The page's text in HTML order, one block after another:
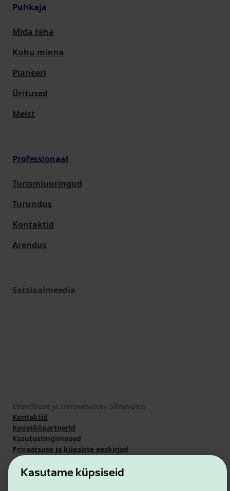
Kasutame küpsiseid
Puhkaja
Mida teha
Kuhu minna
Planeeri
Üritused
Meist
Professionaal
Turismiuuringud
Turundus
Kontaktid
Arendus
Sotsiaalmeedia
Ettevõtluse ja Innovatsiooni Sihtasutus
Kontaktid
Koostööpartnerid
Kasutustingimused
Privaatsuse ja küpsiste eeskirjad